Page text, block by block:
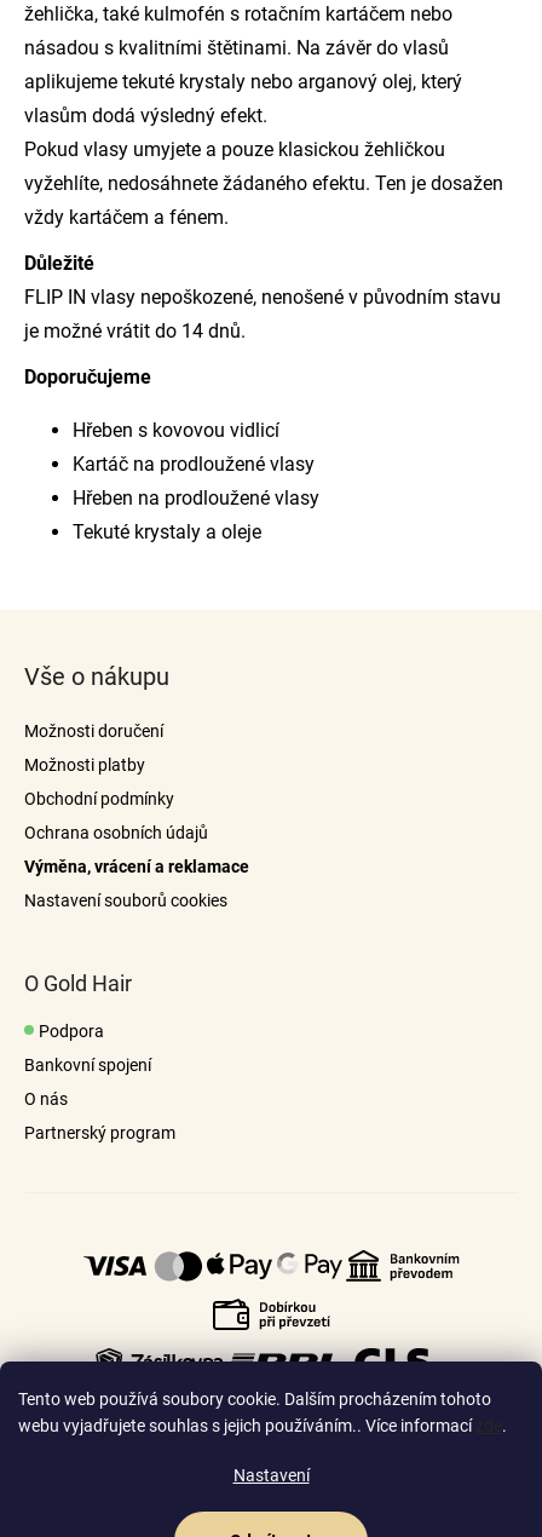
Tento web používá soubory cookie. Dalším procházením tohoto
webu vyjadřujete souhlas s jejich používáním.. Více informací
.
Nastavení
žehlička, také kulmofén s rotačním kartáčem nebo
násadou s kvalitními štětinami. Na závěr do vlasů
aplikujeme tekuté krystaly nebo arganový olej, který
vlasům dodá výsledný efekt.
Pokud vlasy umyjete a pouze klasickou žehličkou
vyžehlíte, nedosáhnete žádaného efektu. Ten je dosažen
vždy kartáčem a fénem.
Důležité
FLIP IN vlasy nepoškozené, nenošené v původním stavu
je možné vrátit do 14 dnů.
Doporučujeme
Hřeben s kovovou vidlicí
Kartáč na prodloužené vlasy
Hřeben na prodloužené vlasy
Tekuté krystaly a oleje
Vše o nákupu
Možnosti doručení
Možnosti platby
Obchodní podmínky
Ochrana osobních údajů
Výměna, vrácení a reklamace
Nastavení souborů cookies
O Gold Hair
Podpora
Bankovní spojení
O nás
Partnerský program
Česko🇸🇰